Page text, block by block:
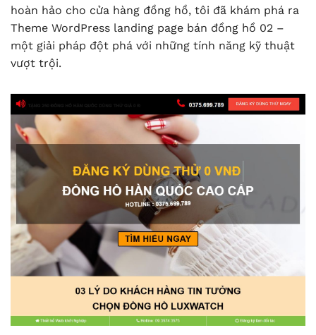
hoàn hảo cho cửa hàng đồng hồ, tôi đã khám phá ra
Theme WordPress landing page bán đồng hồ 02 –
một giải pháp đột phá với những tính năng kỹ thuật
vượt trội.